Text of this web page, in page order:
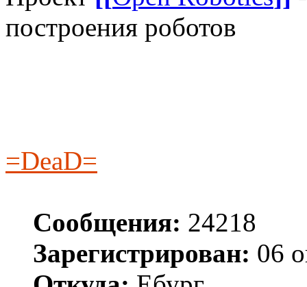
построения роботов
=DeaD=
Сообщения: 24218
Зарегистрирован: 06